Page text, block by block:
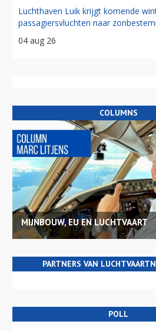
Luchthaven Luik krijgt komende
passagiersvluchten naar
04 aug 26
COLUMNS
MIJNBOUW, EU EN LUCHTVAART
PARTNERS VAN
POLL